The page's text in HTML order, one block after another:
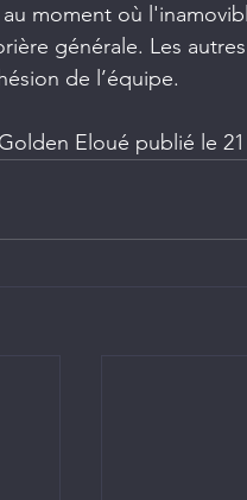
moment où
générale. Les
de l’équipe.
Eloué publié le